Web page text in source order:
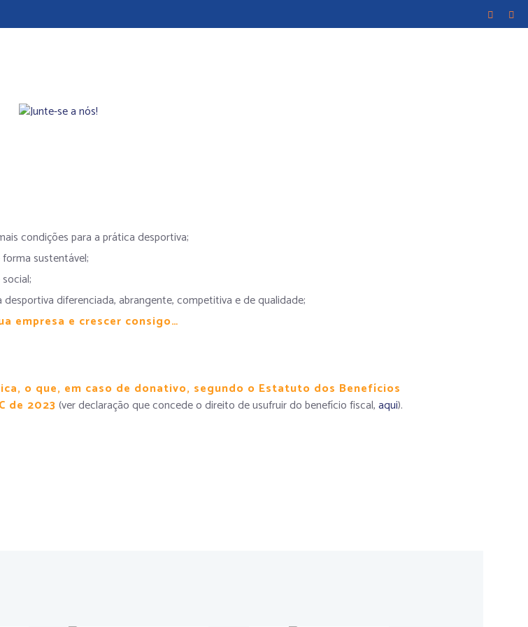
condições para a prática desportiva;
sustentável;
diferenciada, abrangente, competitiva e de qualidade;
empresa e crescer consigo…
o que, em caso de donativo, segundo o Estatuto dos Benefícios
de 2023(ver declaração que concede o direito de usufruir do benefício fiscal,aqui).